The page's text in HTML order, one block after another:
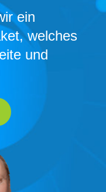
ein
welches
und